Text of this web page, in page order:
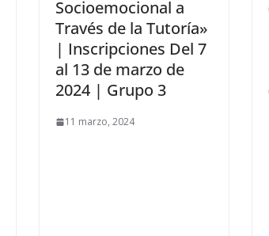
Socioemocional a
Través de la Tutoría»
| Inscripciones Del 7
al 13 de marzo de
2024 | Grupo 3
11 marzo, 2024